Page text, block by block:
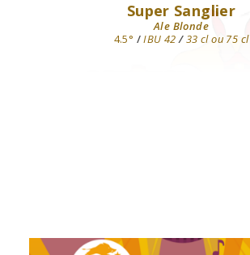
Super Sanglier
Ale Blonde
4.5° /IBU 42/33 cl ou 75 cl